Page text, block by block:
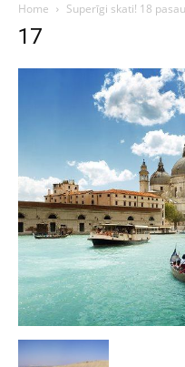
Home Superīgi skati! 18
17